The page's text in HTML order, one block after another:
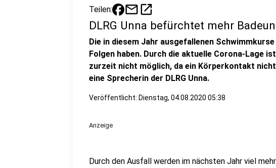
Teilen: mailopen_in_new
DLRG Unna befürchtet mehr
Die in diesem Jahr ausgefallenen
Folgen haben. Durch die aktuelle Corona-Lage
zurzeit nicht möglich, da ein Körperkontakt
eine Sprecherin der DLRG Unna.
Veröffentlicht: Dienstag, 04.08.2020 05:38
Anzeige
Durch den Ausfall werden im nächsten Jahr viel